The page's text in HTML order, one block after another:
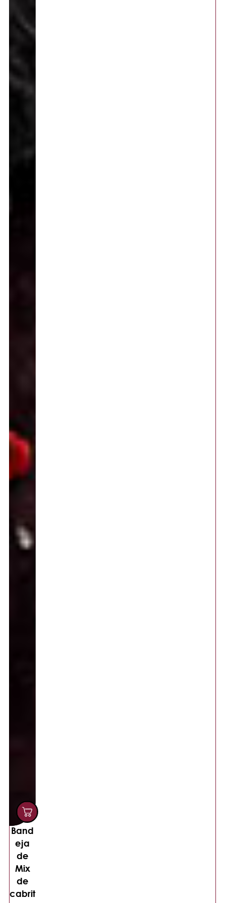
Band
eja
de
Mix
de
cabrit